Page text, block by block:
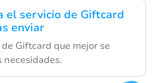
el servicio de Giftcard
enviar
Giftcard que mejor se
necesidades.